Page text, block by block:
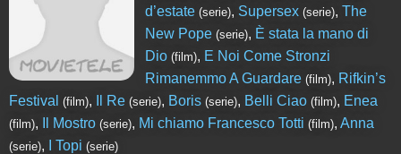
d’estate (serie), Supersex (serie),The
New Pope (serie), È stata la mano di
Dio (film), E Noi Come Stronzi
Rimanemmo A Guardare (film), Rifkin’s
Festival (film), Il Re (serie), Boris (serie), Belli Ciao (film), Enea
(film), Il Mostro (serie), Mi chiamo Francesco Totti (film), Anna
(serie), I Topi (serie)